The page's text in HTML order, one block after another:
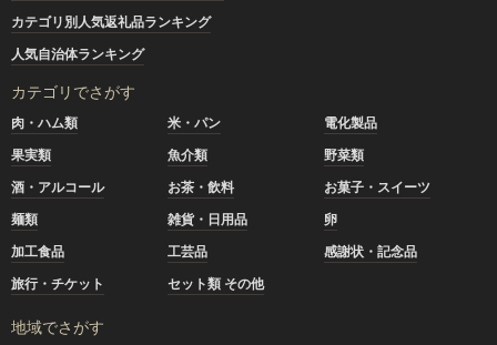
カテゴリ別人気返礼品ランキング
人気自治体ランキング
カテゴリでさがす
肉・ハム類 米・パン
電化製品
果実類
魚介類
野菜類
酒・アルコール
お茶・飲料
お菓子・スイーツ
麺類
雑貨・日用品
卵
加工食品
工芸品
感謝状・記念品
旅行・チケット
セット類 その他
地域でさがす